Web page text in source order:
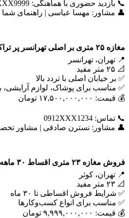
📞 بازدید حضوری با هماهنگی: 0912XXX9999
👤 مشاور: مهسا عباسی | راهنمای
مغازه ۲۵ متری بر اصلی تهرانسر پر
📍 تهران، تهرانسر
📐 ۲۵ متر مفید
✅ بر خیابان اصلی با تردد بالا
✅ مناسب برای پوشاک، لوازم آرایشی،
💰 قیمت: ۱۷,۵۰۰,۰۰۰,۰۰۰ تومان
📞 تماس: 0912XXX1234
👤 مشاور: نسترن صادقی | مشاور
فروش مغازه ۲۳ متری اقساط ۳۰ ماهه
📍 تهران، کوثر
📐 ۲۳ متر مفید
✅ شرایط فروش اقساطی تا ۳۰ ماه
✅ مناسب برای انواع کسب‌وکارها
💰 قیمت: ۹,۹۹۹,۰۰۰,۰۰۰ تومان